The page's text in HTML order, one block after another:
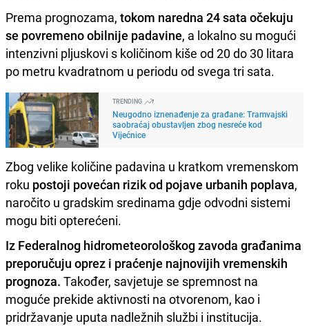
Prema prognozama, tokom naredna 24 sata očekuju
se povremeno obilnije padavine, a lokalno su mogući
intenzivni pljuskovi s količinom kiše od 20 do 30 litara
po metru kvadratnom u periodu od svega tri sata.
TRENDING
Neugodno iznenađenje za građane: Tramvajski
saobraćaj obustavljen zbog nesreće kod
Vijećnice
Zbog velike količine padavina u kratkom vremenskom
roku postoji povećan rizik od pojave urbanih poplava,
naročito u gradskim sredinama gdje odvodni sistemi
mogu biti opterećeni.
Iz Federalnog hidrometeorološkog zavoda građanima
preporučuju oprez i praćenje najnovijih vremenskih
prognoza. Također, savjetuje se spremnost na
moguće prekide aktivnosti na otvorenom, kao i
pridržavanje uputa nadležnih službi i institucija.